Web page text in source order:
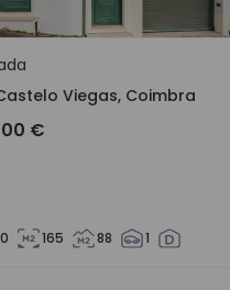
Viegas, Coimbra
Viegas, Coimbra
€
165 88 1